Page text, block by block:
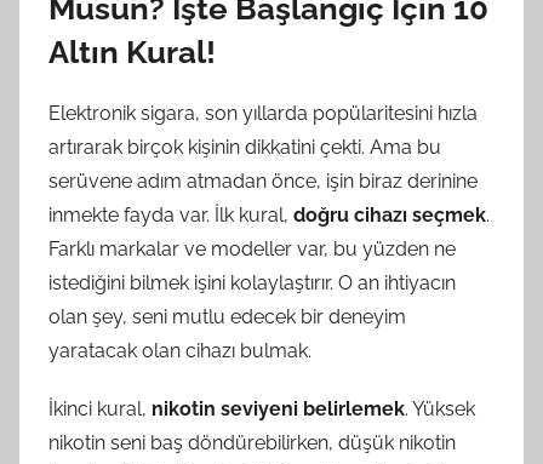
Musun? İşte Başlangıç İçin 10
Altın Kural!
Elektronik sigara, son yıllarda popülaritesini hızla
artırarak birçok kişinin dikkatini çekti. Ama bu
serüvene adım atmadan önce, işin biraz derinine
inmekte fayda var. İlk kural, doğru cihazı seçmek.
Farklı markalar ve modeller var, bu yüzden ne
istediğini bilmek işini kolaylaştırır. O an ihtiyacın
olan şey, seni mutlu edecek bir deneyim
yaratacak olan cihazı bulmak.
İkinci kural, nikotin seviyeni belirlemek. Yüksek
nikotin seni baş döndürebilirken, düşük nikotin